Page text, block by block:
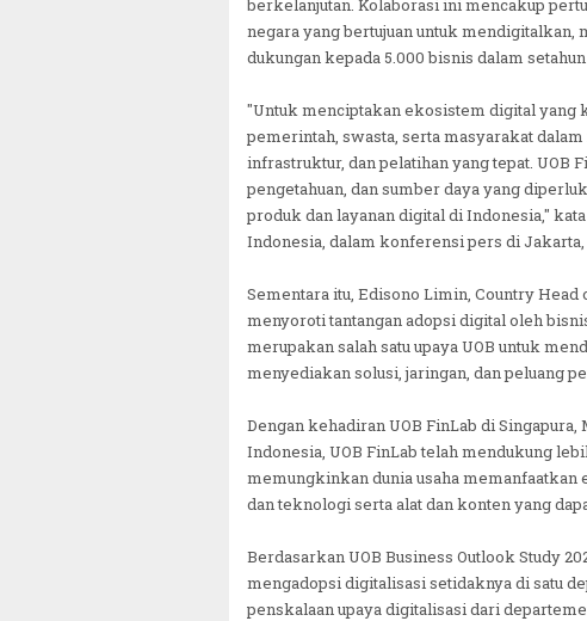
berkelanjutan. Kolaborasi ini mencakup
negara yang bertujuan untuk
dukungan kepada 5.000 bisnis dalam
"Untuk menciptakan ekosistem digital yang
pemerintah, swasta, serta masyarakat
infrastruktur, dan pelatihan yang tepat. UOB
pengetahuan, dan sumber daya yang
produk dan layanan digital di Indonesia,"
Indonesia, dalam konferensi pers di Jakarta,
Sementara itu, Edisono Limin, Country Head
menyoroti tantangan adopsi digital oleh
merupakan salah satu upaya UOB untuk
menyediakan solusi, jaringan, dan peluang
Dengan kehadiran UOB FinLab di
Indonesia, UOB FinLab telah mendukung
memungkinkan dunia usaha
dan teknologi serta alat dan konten yang
Berdasarkan UOB Business Outlook Study
mengadopsi digitalisasi setidaknya di satu
penskalaan upaya digitalisasi dari